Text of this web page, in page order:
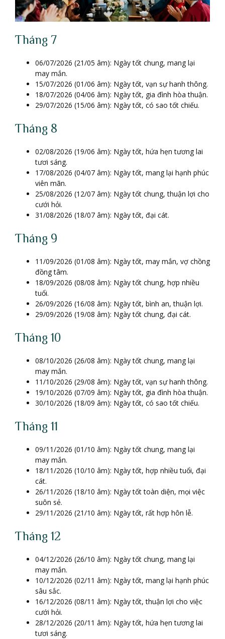
Tháng 7
06/07/2026 (21/05 âm): Ngày tốt chung, mang lại
may mắn.
15/07/2026 (01/06 âm): Ngày tốt, vạn sự hanh thông.
18/07/2026 (04/06 âm): Ngày tốt, gia đình hòa thuận.
29/07/2026 (15/06 âm): Ngày tốt, có sao tốt chiếu.
Tháng 8
02/08/2026 (19/06 âm): Ngày tốt, hứa hẹn tương lai
tươi sáng.
17/08/2026 (04/07 âm): Ngày tốt, mang lại hạnh phúc
viên mãn.
25/08/2026 (12/07 âm): Ngày tốt chung, thuận lợi cho
cưới hỏi.
31/08/2026 (18/07 âm): Ngày tốt, đại cát.
Tháng 9
11/09/2026 (01/08 âm): Ngày tốt, may mắn, vợ chồng
đồng tâm.
18/09/2026 (08/08 âm): Ngày tốt chung, hợp nhiều
tuổi.
26/09/2026 (16/08 âm): Ngày tốt, bình an, thuận lợi.
29/09/2026 (19/08 âm): Ngày tốt chung, đại cát.
Tháng 10
08/10/2026 (26/08 âm): Ngày tốt chung, mang lại
may mắn.
11/10/2026 (29/08 âm): Ngày tốt, vạn sự hanh thông.
19/10/2026 (07/09 âm): Ngày tốt, gia đình hòa thuận.
30/10/2026 (18/09 âm): Ngày tốt, có sao tốt chiếu.
Tháng 11
09/11/2026 (01/10 âm): Ngày tốt chung, mang lại
may mắn.
18/11/2026 (10/10 âm): Ngày tốt, hợp nhiều tuổi, đại
cát.
26/11/2026 (18/10 âm): Ngày tốt toàn diện, mọi việc
suôn sẻ.
29/11/2026 (21/10 âm): Ngày tốt, rất hợp hôn lễ.
Tháng 12
04/12/2026 (26/10 âm): Ngày tốt chung, mang lại
may mắn.
10/12/2026 (02/11 âm): Ngày tốt, mang lại hạnh phúc
sâu sắc.
16/12/2026 (08/11 âm): Ngày tốt, thuận lợi cho việc
cưới hỏi.
28/12/2026 (20/11 âm): Ngày tốt, hứa hẹn tương lai
tươi sáng.